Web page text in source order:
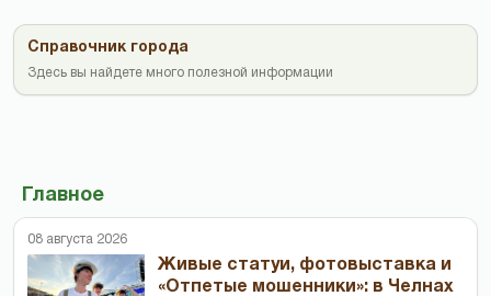
Справочник города
Здесь вы найдете много полезной информации
Главное
08 августа 2026
Живые статуи, фотовыставка и
«Отпетые мошенники»: в Челнах